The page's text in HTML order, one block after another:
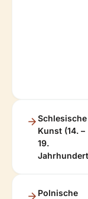
Schlesische
Kunst (14. –
19.
Polnische